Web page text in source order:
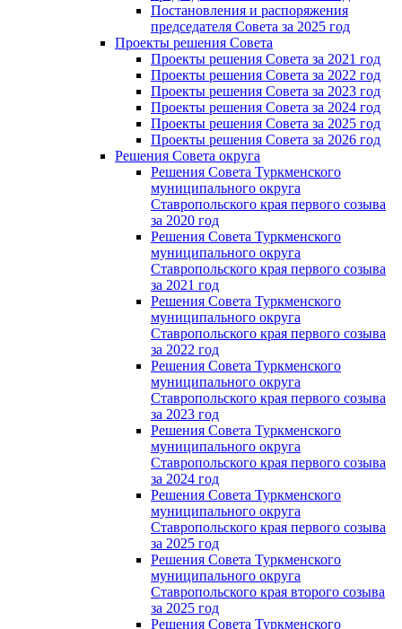
Постановления и распоряжения
председателя Cовета за 2025 год
Проекты решения Cовета
Проекты решения Совета за 2021 год
Проекты решения Совета за 2022 год
Проекты решения Cовета за 2023 год
Проекты решения Совета за 2024 год
Проекты решения Совета за 2025 год
Проекты решения Совета за 2026 год
Решения Совета округа
Решения Совета Туркменского
муниципального округа
Ставропольского края первого созыва
за 2020 год
Решения Совета Туркменского
муниципального округа
Ставропольского края первого созыва
за 2021 год
Решения Совета Туркменского
муниципального округа
Ставропольского края первого созыва
за 2022 год
Решения Совета Туркменского
муниципального округа
Ставропольского края первого созыва
за 2023 год
Решения Совета Туркменского
муниципального округа
Ставропольского края первого созыва
за 2024 год
Решения Совета Туркменского
муниципального округа
Ставропольского края первого созыва
за 2025 год
Решения Совета Туркменского
муниципального округа
Ставропольского края второго созыва
за 2025 год
Решения Совета Туркменского